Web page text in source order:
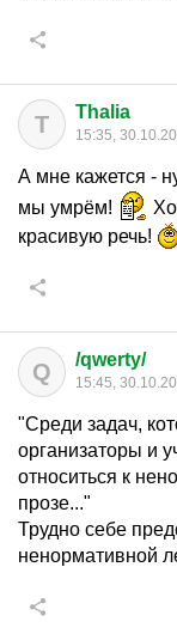
T Thalia
15:35,
А мне кажется -
мы умрём!
красивую речь!
Q /qwerty/
15:45,
"Среди задач,
организаторы и
относиться к
прозе..."
Трудно себе
ненормативной